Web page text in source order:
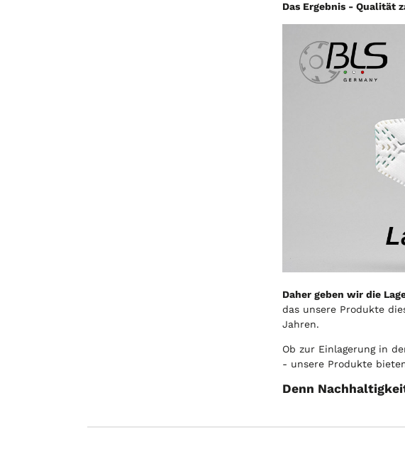
Das Ergebnis - Qualität
Daher geben wir die
das unsere Produkte
Jahren.
Ob zur Einlagerung in
- unsere Produkte
Denn